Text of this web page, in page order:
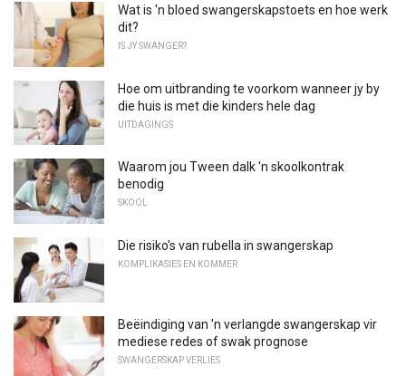
Wat is 'n bloed swangerskapstoets en hoe werk
dit?
IS JY SWANGER?
Hoe om uitbranding te voorkom wanneer jy by
die huis is met die kinders hele dag
UITDAGINGS
Waarom jou Tween dalk 'n skoolkontrak
benodig
SKOOL
Die risiko's van rubella in swangerskap
KOMPLIKASIES EN KOMMER
Beëindiging van 'n verlangde swangerskap vir
mediese redes of swak prognose
SWANGERSKAP VERLIES